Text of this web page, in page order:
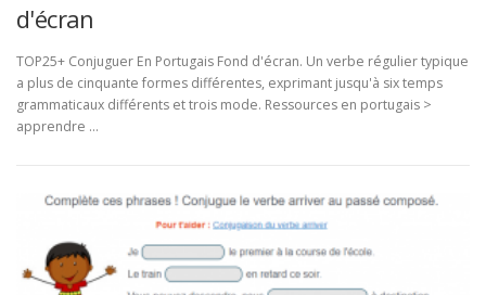
d'écran
TOP25+ Conjuguer En Portugais Fond d'écran. Un verbe régulier typique
a plus de cinquante formes différentes, exprimant jusqu'à six temps
grammaticaux différents et trois mode. Ressources en portugais >
apprendre …